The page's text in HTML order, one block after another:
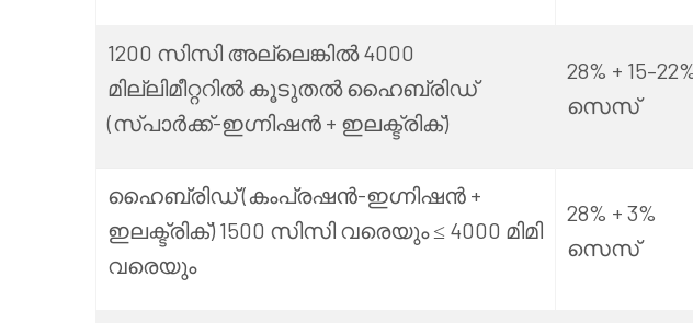
1200 സിസി അല്ലെങ്കിൽ 4000
മില്ലിമീറ്ററിൽ കൂടുതൽ ഹൈബ്രിഡ്
(സ്പാർക്ക്-ഇഗ്നിഷൻ + ഇലക്ട്രിക്)
28% +
സെസ്
ഹൈബ്രിഡ് (കംപ്രഷൻ-ഇഗ്നിഷൻ +
ഇലക്ട്രിക്) 1500 സിസി വരെയും ≤ 4000 മിമി
വരെയും
28% + 3%
സെസ്